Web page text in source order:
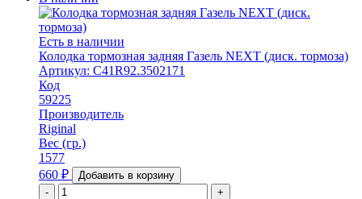
Есть в наличии
Колодка тормозная задняя Газель NEXT (диск. тормоза)
Артикул: C41R92.3502171
Код
59225
Производитель
Riginal
Вес (гр.)
1577
660 ₽
Добавить в корзину
-
+